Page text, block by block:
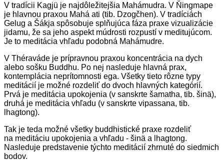
V tradícii Kagjü je najdôležitejšia Mahámudra. V Ňingmape
je hlavnou praxou Mahá ati (tib. Dzogčhen). V tradíciách
Gelug a Šákja spôsobuje splňujúca fáza praxe vizualizácie
jidamu, že sa jeho aspekt múdrosti rozpustí v meditujúcom.
Je to meditácia vhľadu podobná Mahámudre.
V Théraváde je prípravnou praxou koncentrácia na dych
alebo sošku Buddhu. Po nej nasleduje hlavná prax,
kontemplácia neprítomnosti ega. Všetky tieto rôzne typy
meditácií je možné rozdeliť do dvoch hlavných kategórií.
Prvá je meditácia upokojenia (v sanskrte šamatha, tib. šinä),
druhá je meditácia vhľadu (v sanskrte vipassana, tib.
lhagtong).
Tak je teda možné všetky buddhistické praxe rozdeliť
na meditáciu upokojenia a vhľadu - šinä a lhagtong.
Nasleduje predstavenie týchto meditácií zhrnuté do siedmich
bodov.